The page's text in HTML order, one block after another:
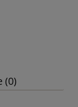
(0)